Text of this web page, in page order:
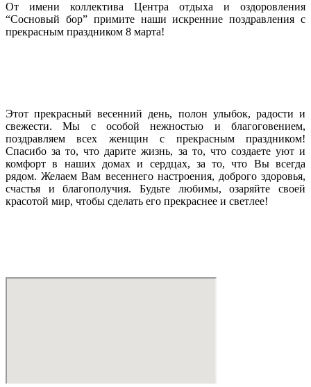
От имени коллектива Центра отдыха и оздоровления
“Сосновый бор” примите наши искренние поздравления с
прекрасным праздником 8 марта!
Этот прекрасный весенний день, полон улыбок, радости и
свежести. Мы с особой нежностью и благоговением,
поздравляем всех женщин с прекрасным праздником!
Спасибо за то, что дарите жизнь, за то, что создаете уют и
комфорт в наших домах и сердцах, за то, что Вы всегда
рядом. Желаем Вам весеннего настроения, доброго здоровья,
счастья и благополучия. Будьте любимы, озаряйте своей
красотой мир, чтобы сделать его прекраснее и светлее!